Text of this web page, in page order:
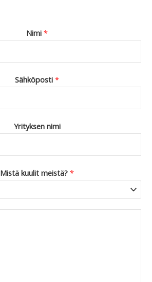
Nimi *
Sähköposti *
Yrityksen nimi
Mistä kuulit meistä? *